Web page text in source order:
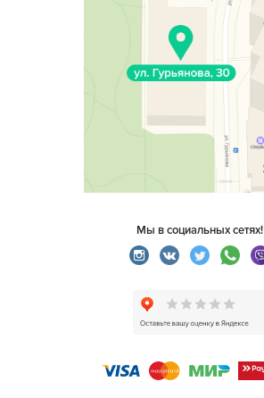
Мы в социальных сетях!